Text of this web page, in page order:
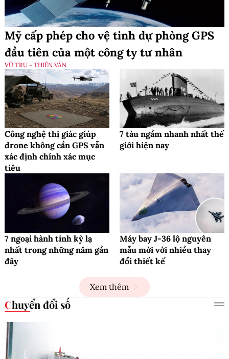
Mỹ cấp phép cho vệ tinh dự phòng GPS
đầu tiên của một công ty tư nhân
VŨ TRỤ - THIÊN VĂN
Công nghệ thị giác giúp
drone không cần GPS vẫn
xác định chính xác mục
tiêu
7 tàu ngầm nhanh nhất thế
giới hiện nay
7 ngoại hành tinh kỳ lạ
nhất trong những năm gần
đây
Máy bay J-36 lộ nguyên
mẫu mới với nhiều thay
đổi thiết kế
Xem thêm
Chuyển đổi số